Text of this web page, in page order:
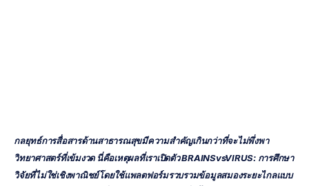
กลยุทธ์การสื่อสารด้านสาธารณสุขมีความสำคัญเกินกว่าที่จะไม่พึ่งพา
วิทยาศาสตร์ที่เข้มงวด นี่คือเหตุผลที่เราเปิดตัวBRAINSvsVIRUS: การศึกษา
วิจัยที่ไม่ใช่เชิงพาณิชย์โดยใช้แพลตฟอร์มรวบรวมข้อมูลสมองระยะไกลแบบ